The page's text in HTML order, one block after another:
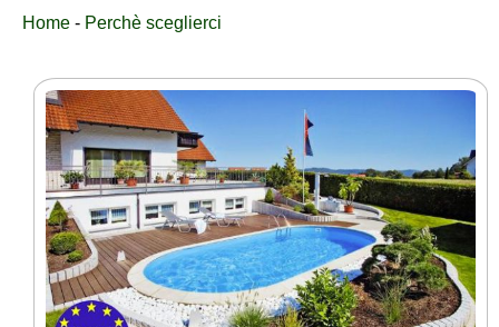
Home - Perchè sceglierci